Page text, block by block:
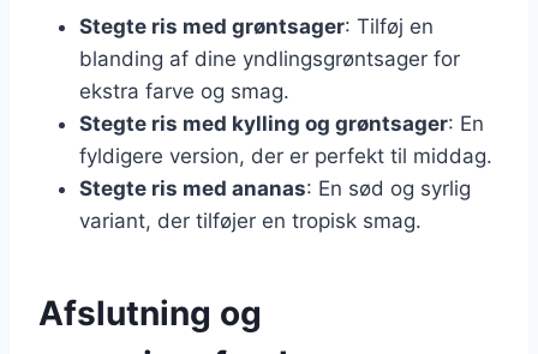
Stegte ris med grøntsager: Tilføj en
blanding af dine yndlingsgrøntsager for
ekstra farve og smag.
Stegte ris med kylling og grøntsager: En
fyldigere version, der er perfekt til middag.
Stegte ris med ananas: En sød og syrlig
variant, der tilføjer en tropisk smag.
Afslutning og